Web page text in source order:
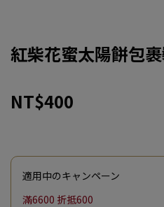
紅柴花蜜太陽餅包
NT$400
適用中のキャンペーン
滿6600 折抵600